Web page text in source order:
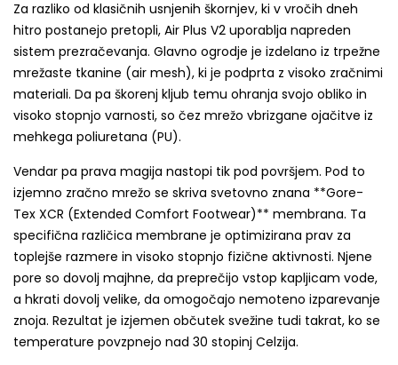
Za razliko od klasičnih usnjenih škornjev, ki v vročih dneh
hitro postanejo pretopli, Air Plus V2 uporablja napreden
sistem prezračevanja. Glavno ogrodje je izdelano iz trpežne
mrežaste tkanine (air mesh), ki je podprta z visoko zračnimi
materiali. Da pa škorenj kljub temu ohranja svojo obliko in
visoko stopnjo varnosti, so čez mrežo vbrizgane ojačitve iz
mehkega poliuretana (PU).
Vendar pa prava magija nastopi tik pod površjem. Pod to
izjemno zračno mrežo se skriva svetovno znana **Gore-
Tex XCR (Extended Comfort Footwear)** membrana. Ta
specifična različica membrane je optimizirana prav za
toplejše razmere in visoko stopnjo fizične aktivnosti. Njene
pore so dovolj majhne, da preprečijo vstop kapljicam vode,
a hkrati dovolj velike, da omogočajo nemoteno izparevanje
znoja. Rezultat je izjemen občutek svežine tudi takrat, ko se
temperature povzpnejo nad 30 stopinj Celzija.